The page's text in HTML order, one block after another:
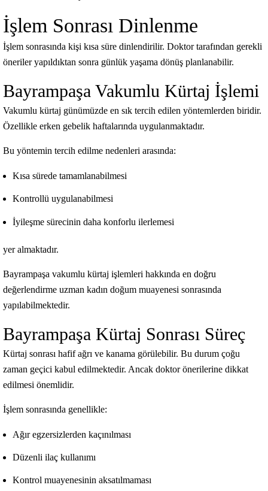
İşlem Sonrası Dinlenme
İşlem sonrasında kişi kısa süre dinlendirilir. Doktor tarafından gerekli
öneriler yapıldıktan sonra günlük yaşama dönüş planlanabilir.
Bayrampaşa Vakumlu Kürtaj İşlemi
Vakumlu kürtaj günümüzde en sık tercih edilen yöntemlerden biridir.
Özellikle erken gebelik haftalarında uygulanmaktadır.
Bu yöntemin tercih edilme nedenleri arasında:
Kısa sürede tamamlanabilmesi
Kontrollü uygulanabilmesi
İyileşme sürecinin daha konforlu ilerlemesi
yer almaktadır.
Bayrampaşa vakumlu kürtaj işlemleri hakkında en doğru
değerlendirme uzman kadın doğum muayenesi sonrasında
yapılabilmektedir.
Bayrampaşa Kürtaj Sonrası Süreç
Kürtaj sonrası hafif ağrı ve kanama görülebilir. Bu durum çoğu
zaman geçici kabul edilmektedir. Ancak doktor önerilerine dikkat
edilmesi önemlidir.
İşlem sonrasında genellikle:
Ağır egzersizlerden kaçınılması
Düzenli ilaç kullanımı
Kontrol muayenesinin aksatılmaması